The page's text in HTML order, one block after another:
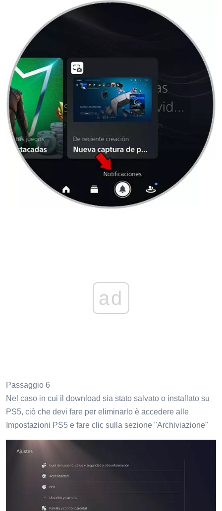
ad
Passaggio 6
Nel caso in cui il download sia stato salvato o installato su
PS5, ciò che devi fare per eliminarlo è accedere alle
Impostazioni PS5 e fare clic sulla sezione "Archiviazione"